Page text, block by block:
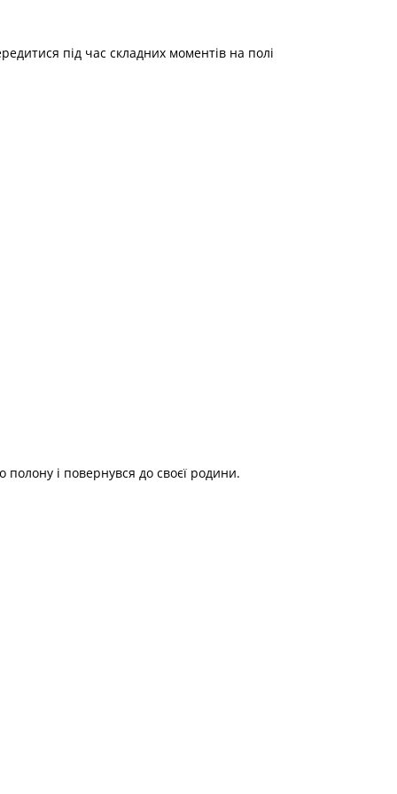
під час складних моментів на полі
полону і повернувся до своєї родини.